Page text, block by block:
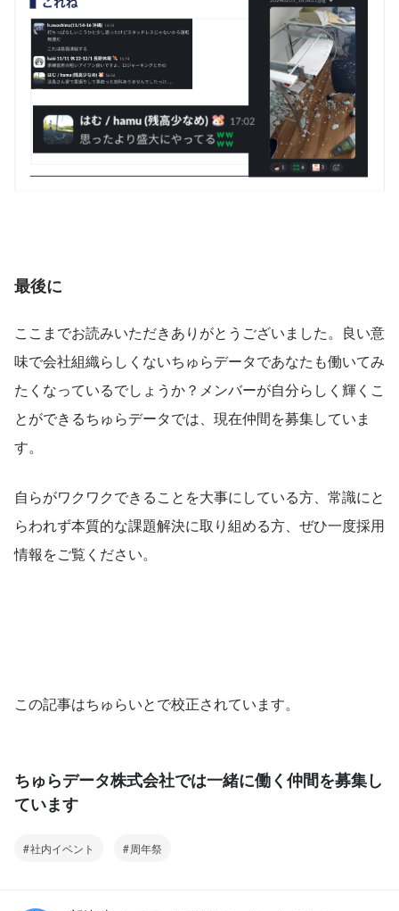
最後に
ここまでお読みいただきありがとうございました。良い意
味で会社組織らしくないちゅらデータであなたも働いてみ
たくなっているでしょうか？メンバーが自分らしく輝くこ
とができるちゅらデータでは、現在仲間を募集していま
す。
自らがワクワクできることを大事にしている方、常識にと
らわれず本質的な課題解決に取り組める方、ぜひ一度採用
情報をご覧ください。
この記事はちゅらいとで校正されています。
ちゅらデータ株式会社では一緒に働く仲間を募集し
ています
社内イベント 周年祭